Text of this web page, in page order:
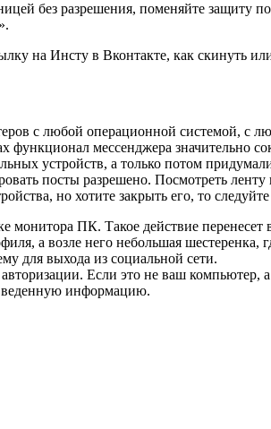
без разрешения, поменяйте защиту
на Инсту в Вконтакте, как скинуть
с любой операционной системой, с
функционал мессенджера
устройств, а только потом
посты разрешено. Посмотреть
но хотите закрыть его, то
ПК. Такое действие перенесет
а возле него небольшая шестеренка,
для выхода из социальной сети.
Если это не ваш компьютер,
информацию.